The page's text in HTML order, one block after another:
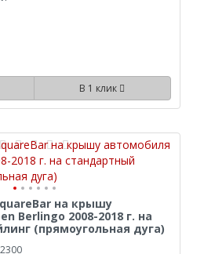
В 1 клик
на крышу
Berlingo 2008-2018 г. на
(прямоугольная дуга)